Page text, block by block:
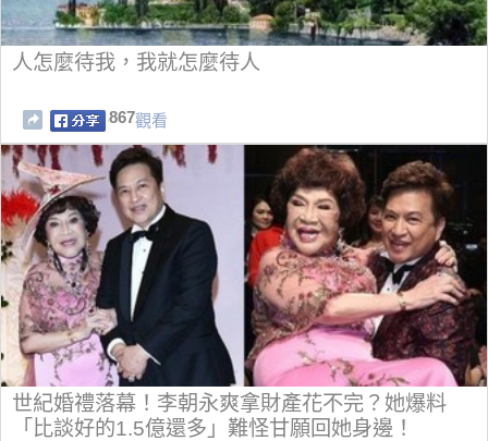
人怎麼待我，我就怎麼待人
867觀看
世紀婚禮落幕！李朝永爽拿財產花不完？她爆料
「比談好的1.5億還多」難怪甘願回她身邊！